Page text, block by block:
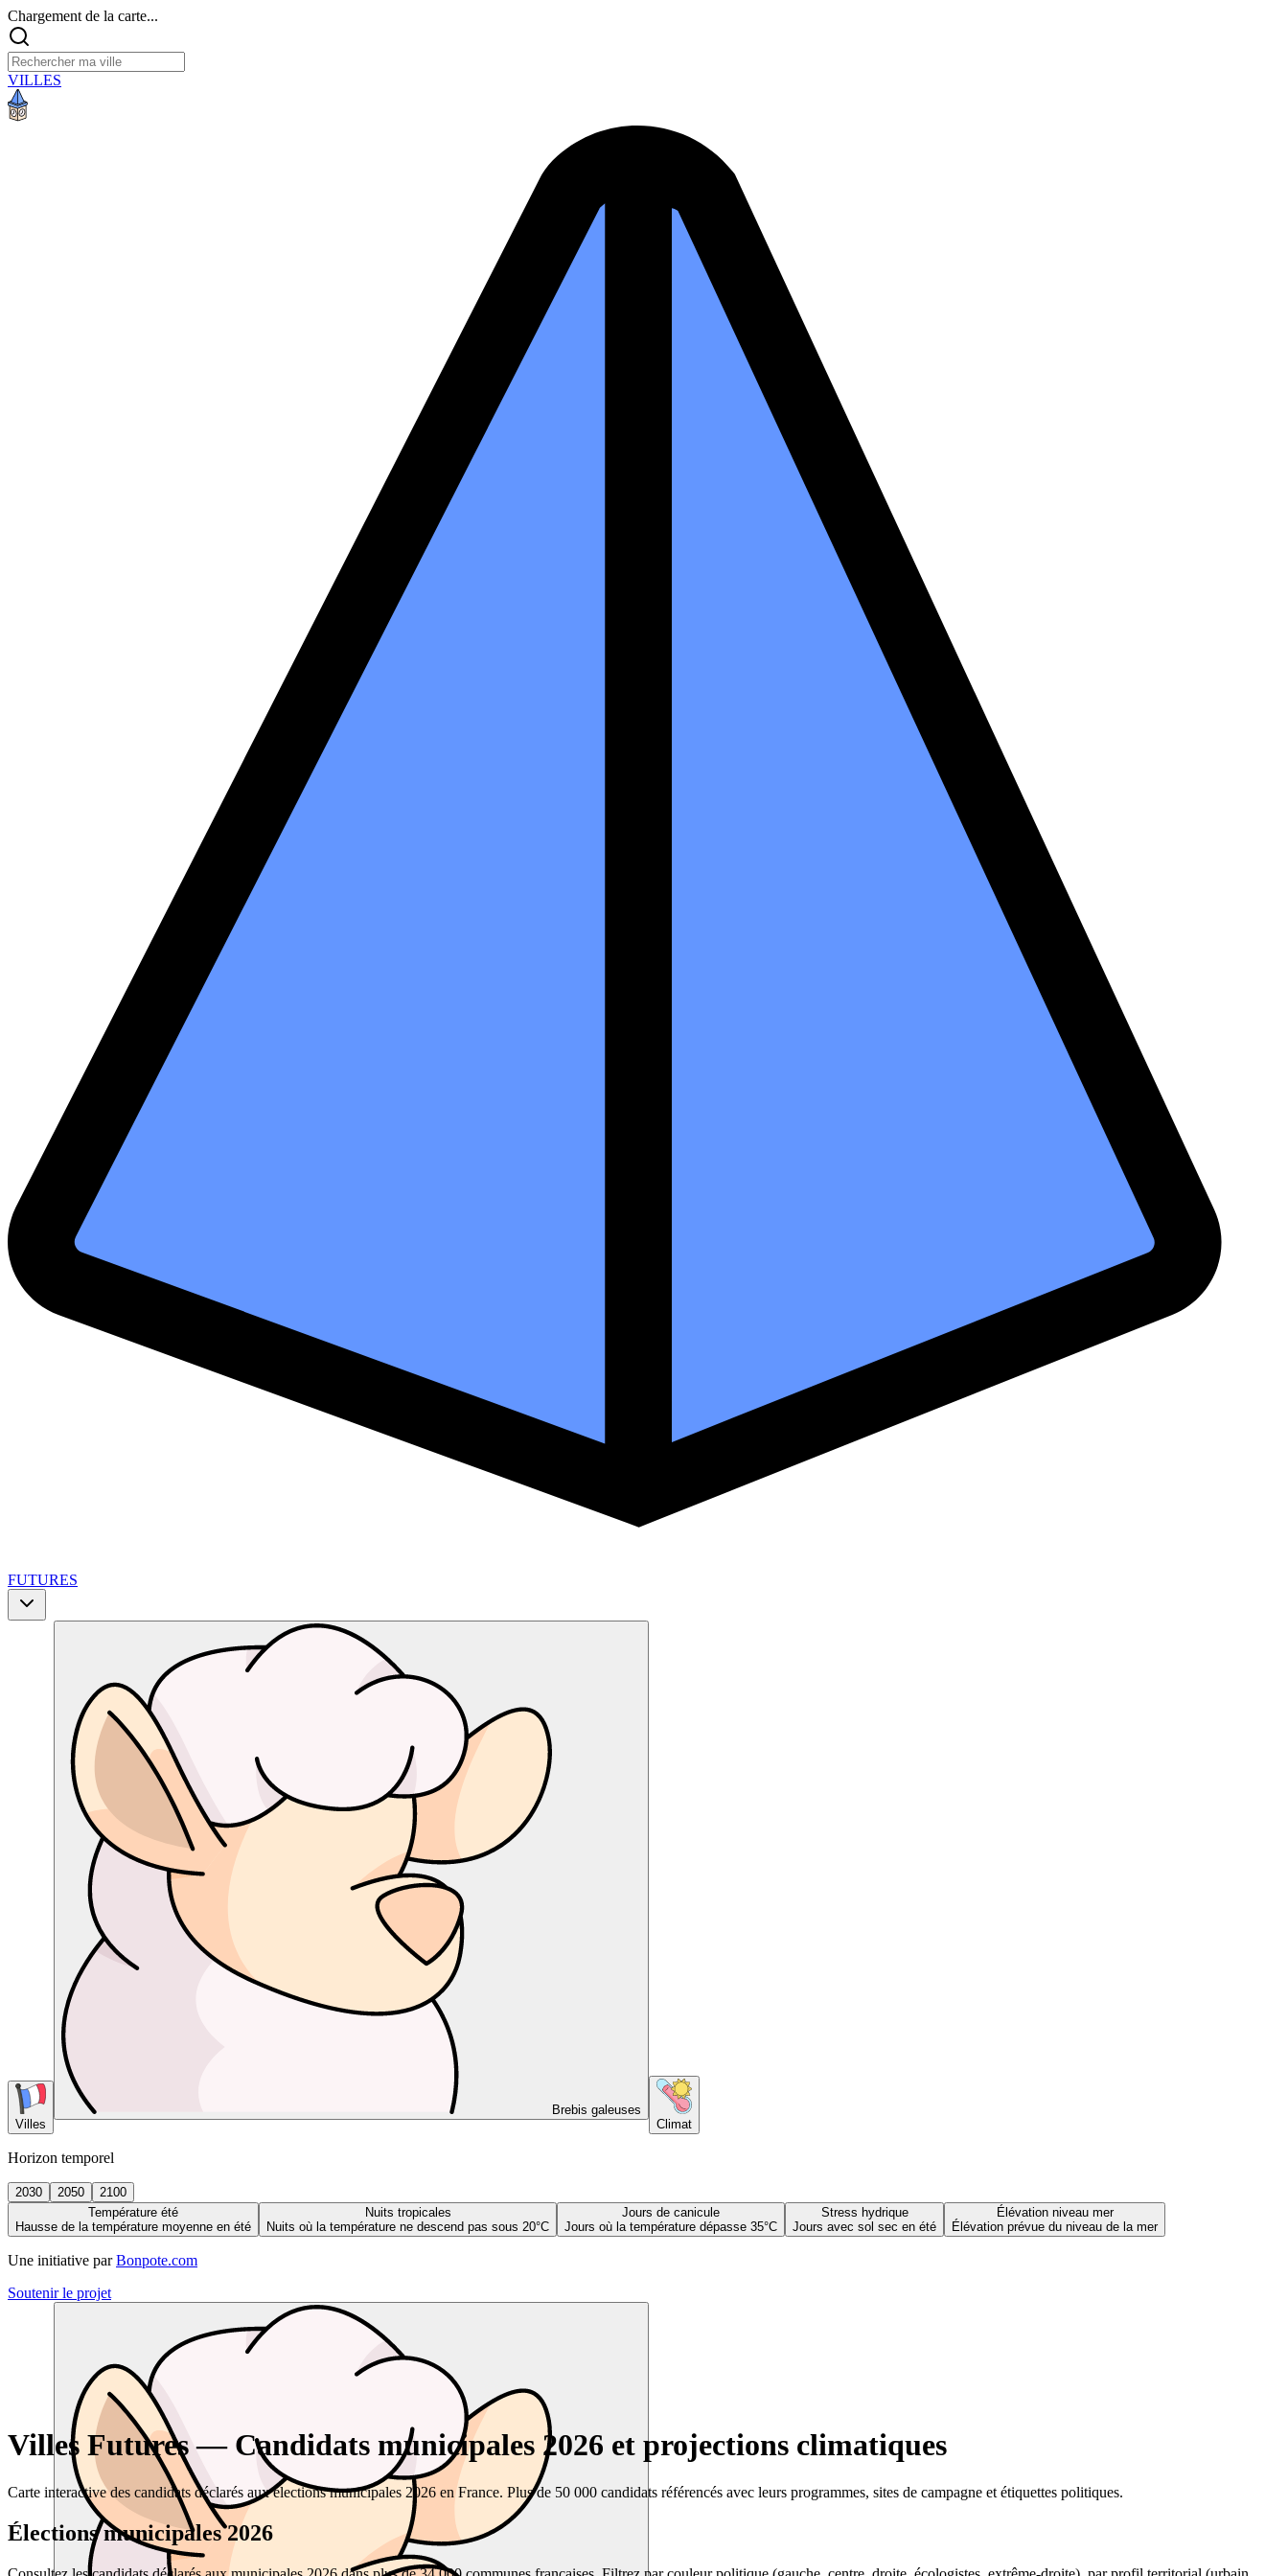
Chargement de la carte...
VILLES
FUTURES
Villes
Brebis galeuses
Climat
Horizon temporel
2030 2050
2100
Température été
Hausse de la température moyenne en été
Nuits tropicales
Nuits où la température ne descend pas sous 20°C
Jours de canicule
Jours où la température dépasse 35°C
Stress hydrique
Jours avec sol sec en été
Élévation niveau mer
Élévation prévue du niveau de la mer
Une initiative par Bonpote.com
Soutenir le projet
Villes Futures — Candidats municipales 2026 et projections climatiques
Carte interactive des candidats déclarés aux élections municipales 2026 en France. Plus de 50 000 candidats référencés avec leurs programmes, sites de campagne et étiquettes politiques.
Élections municipales 2026